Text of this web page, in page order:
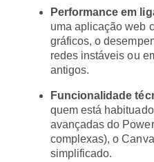
Performance em
uma aplicação web
gráficos, o
redes instáveis ou
antigos.
Funcionalidade
quem está
avançadas do
complexas), o
simplificado.